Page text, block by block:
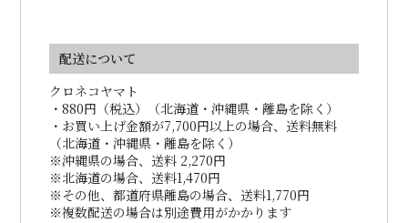
配送について
クロネコヤマト
・880円（税込）（北海道・沖縄県・離島を除く）
・お買い上げ金額が7,700円以上の場合、送料無料
（北海道・沖縄県・離島を除く）
※沖縄県の場合、送料 2,270円
※北海道の場合、送料1,470円
※その他、都道府県離島の場合、送料1,770円
※複数配送の場合は別途費用がかかります